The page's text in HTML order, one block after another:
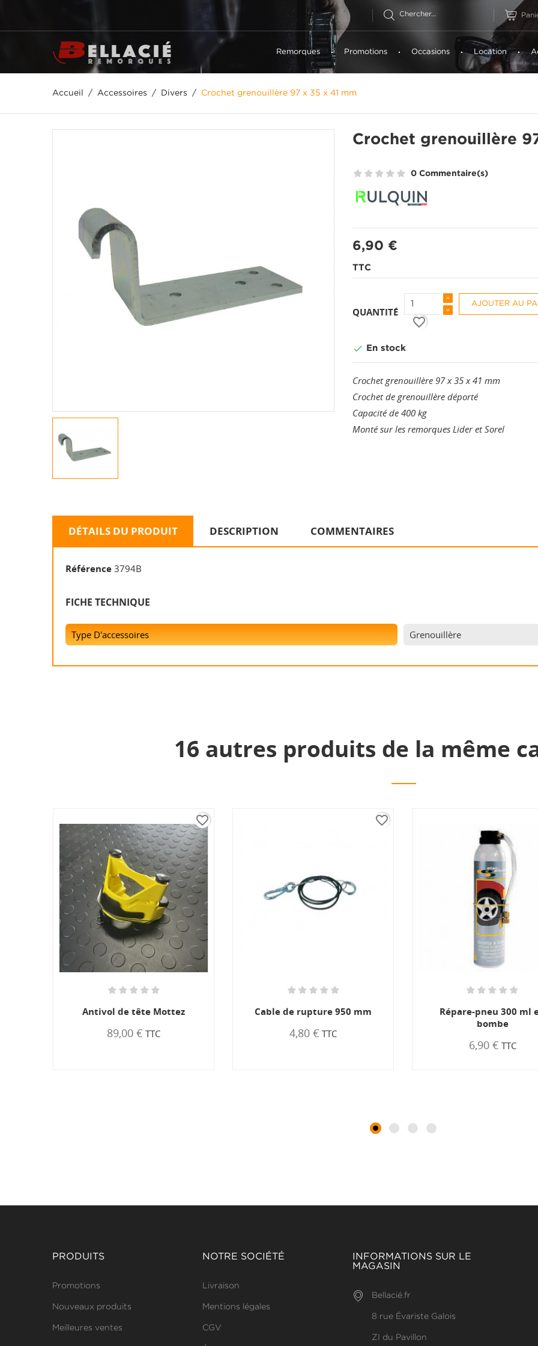
Remorques Promotions Occasions Location
Accueil Accessoires Divers Crochet grenouillère 97 x 35 x 41 mm
Crochet grenouillère
0 Commentaire(s)
6,90 €
TTC
QUANTITÉ
AJOUTER AU
favorite_border
 En stock
Crochet grenouillère 97 x 35 x 41 mm
Crochet de grenouillère déporté
Capacité de 400 kg
Monté sur les remorques Lider et Sorel
DÉTAILS DU PRODUIT DESCRIPTION COMMENTAIRES
Référence 3794B
FICHE TECHNIQUE
Type D'accessoires Grenouillère
16 autres produits de la même
favorite_border
Cable de rupture 950 mm
Répare-pneu 300 ml en
PRODUITS
Promotions
Nouveaux produits
Meilleures ventes
NOTRE SOCIÉTÉ
Livraison
Mentions légales
CGV
INFORMATIONS SUR LE
MAGASIN
Bellacié.fr
8 rue Évariste Galois
ZI du Pavillon